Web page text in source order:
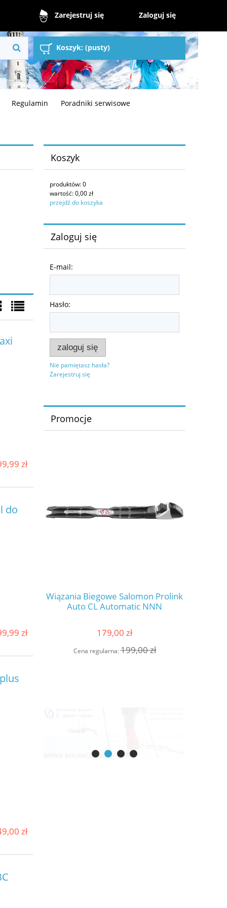
Zarejestruj się Zaloguj się
Koszyk: (pusty)
Regulamin Poradniki serwisowe
zł
do
zł
zł
Koszyk
produktów:0
wartość:0,00 zł
przejdź do koszyka
Zaloguj się
E-mail:
Hasło:
zaloguj się
Nie pamiętasz hasła?
Zarejestruj się
Promocje
Wiązania Biegowe Salomon Prolink
Auto CL Automatic NNN
179,00 zł
Cena regularna:199,00 zł